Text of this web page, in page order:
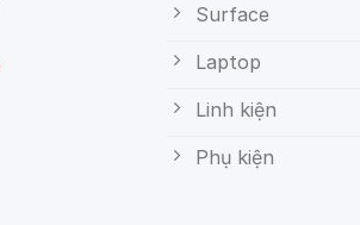
Surface
Laptop
Linh kiện
Phụ kiện